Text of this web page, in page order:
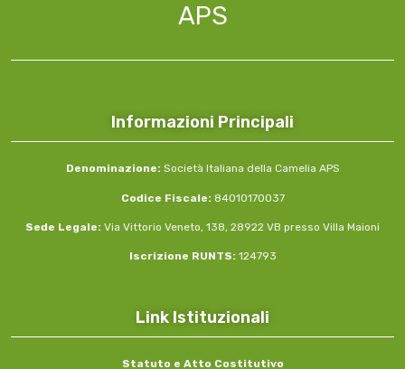
APS
Informazioni Principali
Denominazione: Società Italiana della Camelia APS
Codice Fiscale: 84010170037
Sede Legale: Via Vittorio Veneto, 138, 28922 VB presso Villa Maioni
Iscrizione RUNTS: 124793
Link Istituzionali
Statuto e Atto Costitutivo